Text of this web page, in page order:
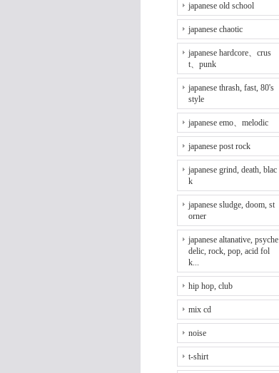
japanese old school
japanese chaotic
japanese hardcore、crus
t、punk
japanese thrash, fast, 80's
style
japanese emo、melodic
japanese post rock
japanese grind, death, blac
k
japanese sludge, doom, st
orner
japanese altanative, psyche
delic, rock, pop, acid fol
k...
hip hop, club
mix cd
noise
t-shirt